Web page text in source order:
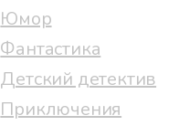
Юмор
Фантастика
Детский детектив
Приключения